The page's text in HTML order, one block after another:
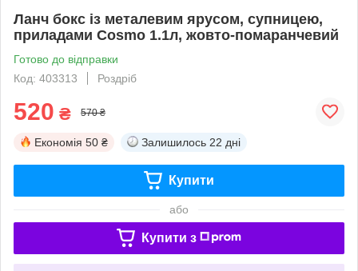
Ланч бокс із металевим ярусом, супницею,
приладами Cosmo 1.1л, жовто-помаранчевий
Готово до відправки
Код: 403313
Роздріб
520 ₴ 570 ₴
Економія 50 ₴ Залишилось 22 дні
Купити
або
Купити з